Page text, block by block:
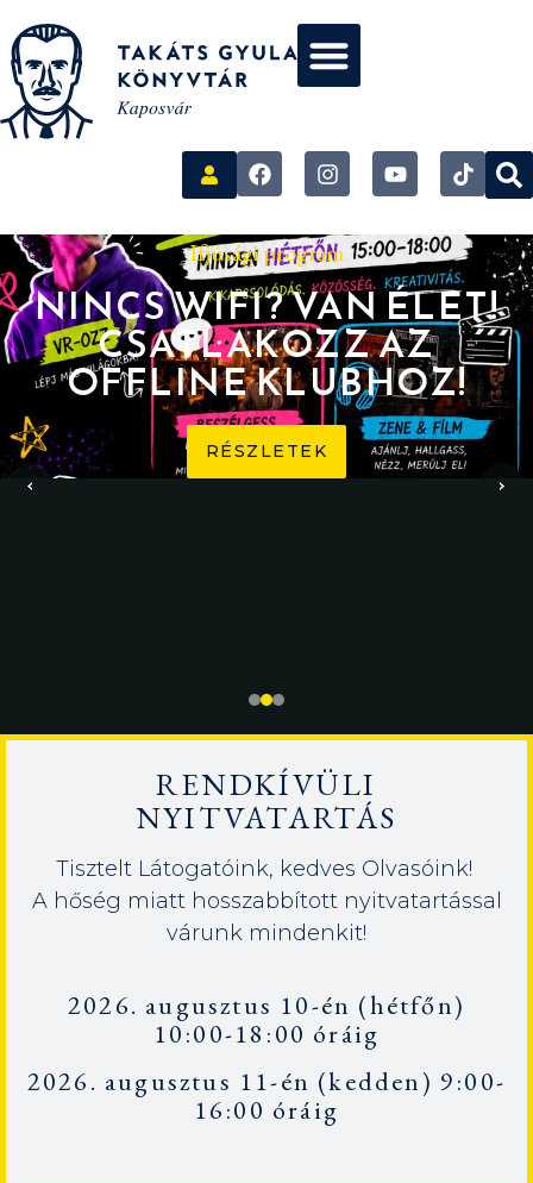
Ifjúsági program
NINCS WIFI? VAN ÉLET!
CSATLAKOZZ AZ
OFFLINE KLUBHOZ!
RÉSZLETEK
‹ ›
RENDKÍVÜLI
NYITVATARTÁS
Tisztelt Látogatóink, kedves Olvasóink!
A hőség miatt hosszabbított nyitvatartással
várunk mindenkit!
2026. augusztus 10-én (hétfőn)
10:00-18:00 óráig
2026. augusztus 11-én (kedden) 9:00-
16:00 óráig